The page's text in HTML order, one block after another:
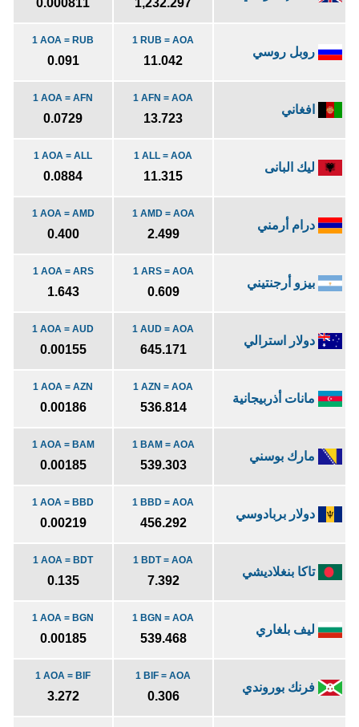
1,232.297
0.000811
روبل روسي
1 RUB = AOA
11.042
1 AOA = RUB
0.091
افغاني
1 AFN = AOA
13.723
1 AOA = AFN
0.0729
ليك البانى
1 ALL = AOA
11.315
1 AOA = ALL
0.0884
درام أرمني
1 AMD = AOA
2.499
1 AOA = AMD
0.400
بيزو أرجنتيني
1 ARS = AOA
0.609
1 AOA = ARS
1.643
دولار استرالي
1 AUD = AOA
645.171
1 AOA = AUD
0.00155
مانات أذربيجانية
1 AZN = AOA
536.814
1 AOA = AZN
0.00186
مارك بوسني
1 BAM = AOA
539.303
1 AOA = BAM
0.00185
دولار بربادوسي
1 BBD = AOA
456.292
1 AOA = BBD
0.00219
تاكا بنغلاديشي
1 BDT = AOA
7.392
1 AOA = BDT
0.135
ليف بلغاري
1 BGN = AOA
539.468
1 AOA = BGN
0.00185
فرنك بوروندي
1 BIF = AOA
0.306
1 AOA = BIF
3.272